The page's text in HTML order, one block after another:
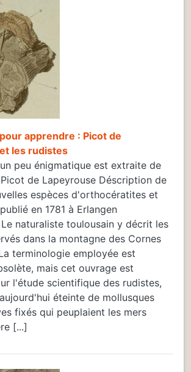
apprendre : Picot de
les rudistes
peu énigmatique est extraite de
de Lapeyrouse Déscription de
espèces d'orthocératites et
en 1781 à Erlangen
naturaliste toulousain y décrit les
dans la montagne des Cornes
terminologie employée est
mais cet ouvrage est
l'étude scientifique des rudistes,
éteinte de mollusques
fixés qui peuplaient les mers
[...]